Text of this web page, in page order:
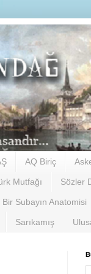
AQ Biriç
Mutfağı Sözler
Bir Subayın Anatomisi
Sarıkamış